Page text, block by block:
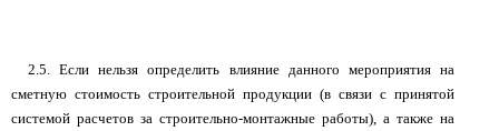
2.5. Если нельзя определить влияние данного мероприятия на
сметную стоимость строительной продукции (в связи с принятой
системой расчетов за строительно-монтажные работы), а также на